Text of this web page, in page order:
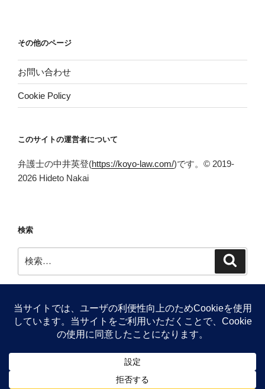
その他のページ
お問い合わせ
Cookie Policy
このサイトの運営者について
弁護士の中井英登(https://koyo-law.com/)です。© 2019-
2026 Hideto Nakai
検索
索:
FacebookTwitter
Proudly powered by WordPress